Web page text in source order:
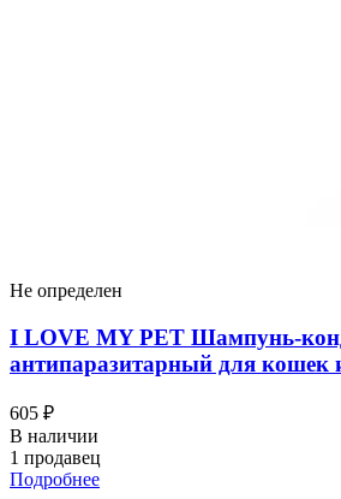
Не определен
I LOVЕ MY PET Шампунь-
антипаразитарный для кошек
605 ₽
В наличии
1 продавец
Подробнее